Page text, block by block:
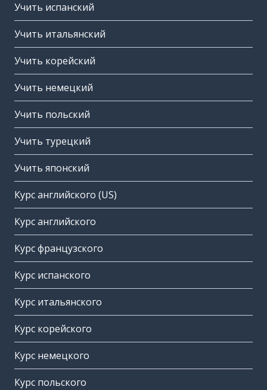
Учить испанский
Учить итальянский
Учить корейский
Учить немецкий
Учить польский
Учить турецкий
Учить японский
Курс английского (US)
Курс английского
Курс французского
Курс испанского
Курс итальянского
Курс корейского
Курс немецкого
Курс польского